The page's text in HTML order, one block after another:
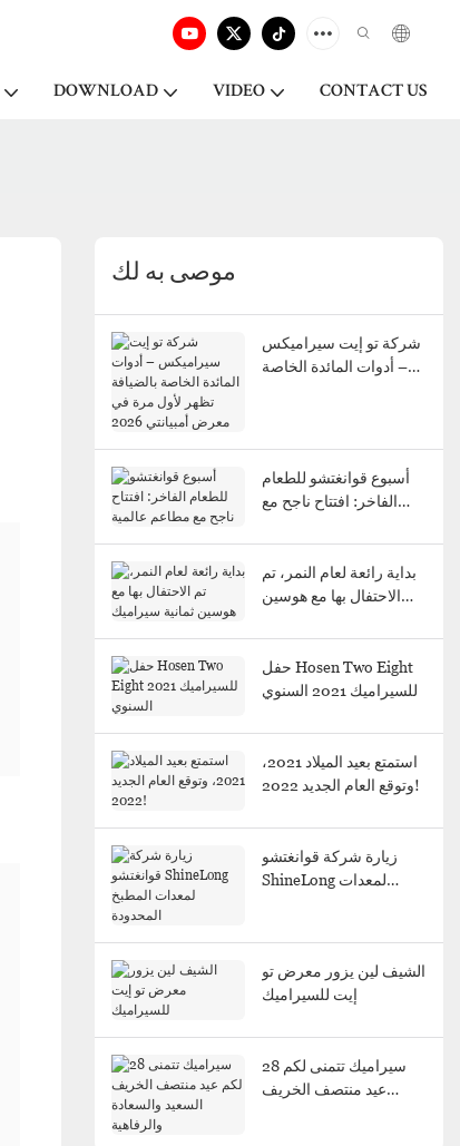
DOWNLOAD VIDEO CONTACT US
موصى به لك
شركة تو إيت سيراميكس
– أدوات المائدة الخاصة
أسبوع قوانغتشو للطعام
الفاخر: افتتاح ناجح مع
بداية رائعة لعام النمر، تم
الاحتفال بها مع هوسين
حفل Hosen Two Eight
للسيراميك 2021 السنوي
استمتع بعيد الميلاد 2021،
وتوقع العام الجديد 2022!
زيارة شركة قوانغتشو
ShineLong لمعدات
الشيف لين يزور معرض تو
إيت للسيراميك
28 سيراميك تتمنى لكم
عيد منتصف الخريف